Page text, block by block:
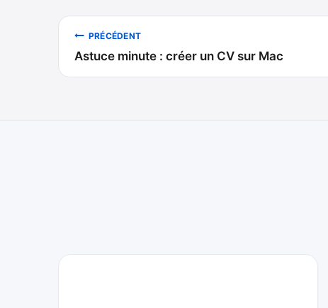
Navigation
de
PRÉCÉDENT
Astuce minute : créer un CV sur Mac